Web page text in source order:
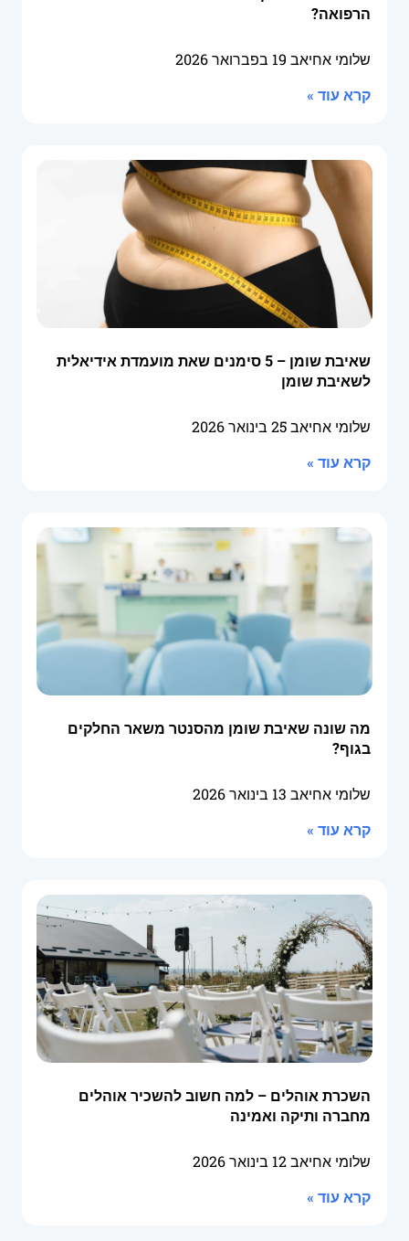
הרפואה?
שלומי אחיאב 19 בפברואר 2026
קרא עוד »
שאיבת שומן – 5 סימנים שאת מועמדת אידיאלית
לשאיבת שומן
שלומי אחיאב25 בינואר 2026
קרא עוד »
מה שונה שאיבת שומן מהסנטר משאר החלקים
בגוף?
שלומי אחיאב 13 בינואר 2026
קרא עוד »
השכרת אוהלים – למה חשוב להשכיר אוהלים
מחברה ותיקה ואמינה
שלומי אחיאב12 בינואר 2026
קרא עוד »